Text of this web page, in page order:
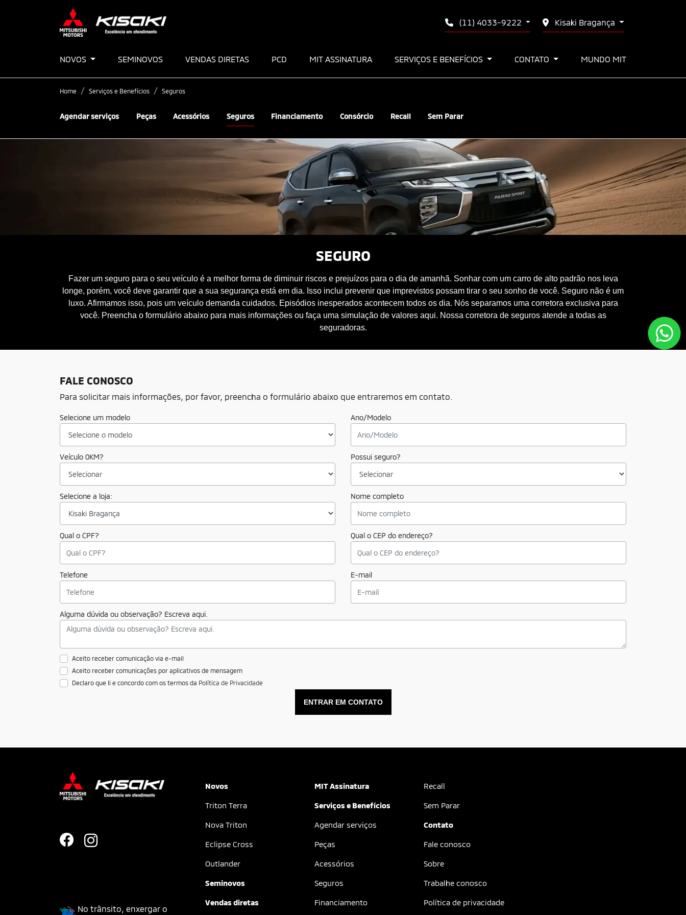
(11) 4033-9222 Kisaki Bragança
NOVOS SEMINOVOS VENDAS DIRETAS PCD MIT ASSINATURA SERVIÇOS E BENEFÍCIOS CONTATO MUNDO MIT
Home Serviços e Benefícios Seguros
Agendar serviços Peças Acessórios Seguros Financiamento Consórcio Recall Sem Parar
SEGURO
Fazer um seguro para o seu veículo é a melhor forma de diminuir riscos e prejuízos para o dia de amanhã. Sonhar com um carro de alto padrão nos leva
longe, porém, você deve garantir que a sua segurança está em dia. Isso inclui prevenir que imprevistos possam tirar o seu sonho de você. Seguro não é um
luxo. Afirmamos isso, pois um veículo demanda cuidados. Episódios inesperados acontecem todos os dia. Nós separamos uma corretora exclusiva para
você. Preencha o formulário abaixo para mais informações ou faça uma simulação de valores aqui. Nossa corretora de seguros atende a todas as
seguradoras.
FALE CONOSCO
Para solicitar mais informações, por favor, preencha o formulário abaixo que entraremos em contato.
Selecione um modelo Ano/Modelo
Veículo 0KM? Possui seguro?
Selecione a loja: Nome completo
Qual o CPF? Qual o CEP do endereço?
Telefone E-mail
Alguma dúvida ou observação? Escreva aqui.
Aceito receber comunicação via e-mail
Aceito receber comunicações por aplicativos de mensagem
Declaro que li e concordo com os termos da Política de Privacidade
ENTRAR EM CONTATO
No trânsito, enxergar o
Novos
Triton Terra
Nova Triton
Eclipse Cross
Outlander
Seminovos
Vendas diretas
MIT Assinatura
Serviços e Benefícios
Agendar serviços
Peças
Acessórios
Seguros
Financiamento
Recall
Sem Parar
Contato
Fale conosco
Sobre
Trabalhe conosco
Política de privacidade